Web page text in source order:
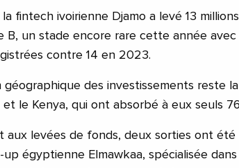
fintech ivoirienne Djamo a levé 13
B, un stade encore rare cette année
contre 14 en 2023.
géographique des investissements reste
et le Kenya, qui ont absorbé à eux seuls
aux levées de fonds, deux sorties ont
up égyptienne Elmawkaa, spécialisée